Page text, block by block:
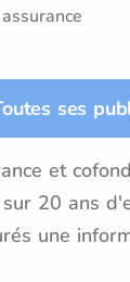
assurance
ses
et
20 ans
une